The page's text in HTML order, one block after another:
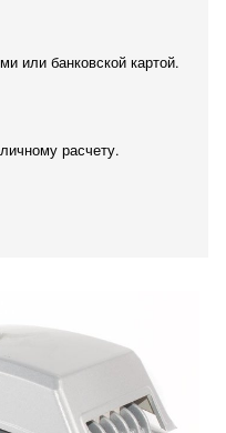
или банковской картой.
расчету.